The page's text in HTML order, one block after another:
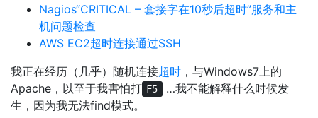
Nagios“CRITICAL – 套接字在10秒后超时”服务和主
机问题检查
AWS EC2超时连接通过SSH
我正在经历（几乎）随机连接超时 ，与Windows7上的
Apache，以至于我害怕打 F5
…我不能解释什么时候发
生，因为我无法find模式。